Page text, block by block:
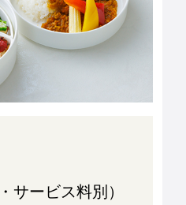
サービス料別）